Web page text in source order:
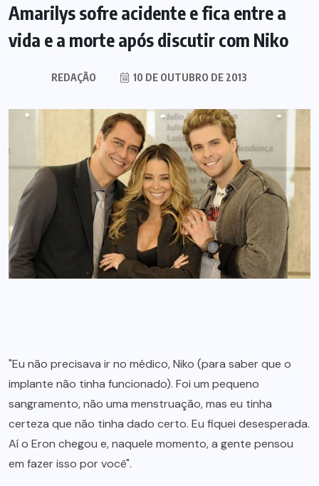
Amarilys sofre acidente e fica entre a
vida e a morte após discutir com Niko
REDAÇÃO 10 DE OUTUBRO DE 2013
"Eu não precisava ir no médico, Niko (para saber que o
implante não tinha funcionado). Foi um pequeno
sangramento, não uma menstruação, mas eu tinha
certeza que não tinha dado certo. Eu fiquei desesperada.
Aí o Eron chegou e, naquele momento, a gente pensou
em fazer isso por você".